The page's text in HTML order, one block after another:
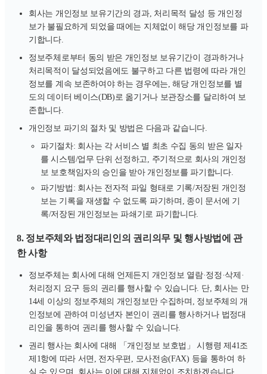
회사는 개인정보 보유기간의 경과, 처리목적 달성 등 개인정
보가 불필요하게 되었을 때에는 지체없이 해당 개인정보를 파
기합니다.
정보주체로부터 동의 받은 개인정보 보유기간이 경과하거나
처리목적이 달성되었음에도 불구하고 다른 법령에 따라 개인
정보를 계속 보존하여야 하는 경우에는, 해당 개인정보를 별
도의 데이터 베이스(DB)로 옮기거나 보관장소를 달리하여 보
존합니다.
개인정보 파기의 절차 및 방법은 다음과 같습니다.
파기절차: 회사는 각 서비스 별 최초 수집 동의 받은 일자
를 시스템/업무 단위 선정하고, 주기적으로 회사의 개인정
보 보호책임자의 승인을 받아 개인정보를 파기합니다.
파기방법: 회사는 전자적 파일 형태로 기록/저장된 개인정
보는 기록을 재생할 수 없도록 파기하며, 종이 문서에 기
록/저장된 개인정보는 파쇄기로 파기합니다.
8. 정보주체와 법정대리인의 권리의무 및 행사방법에 관
한 사항
정보주체는 회사에 대해 언제든지 개인정보 열람·정정·삭제·
처리정지 요구 등의 권리를 행사할 수 있습니다. 단, 회사는 만
14세 이상의 정보주체의 개인정보만 수집하며, 정보주체의 개
인정보에 관하여 미성년자 본인이 권리를 행사하거나 법정대
리인을 통하여 권리를 행사할 수 있습니다.
권리 행사는 회사에 대해 「개인정보 보호법」 시행령 제41조
제1항에 따라 서면, 전자우편, 모사전송(FAX) 등을 통하여 하
실 수 있으며, 회사는 이에 대해 지체없이 조치하겠습니다.